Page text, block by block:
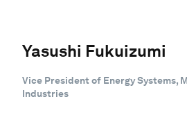
Yasushi Fukuizumi
Vice President of Energy Systems,
Industries